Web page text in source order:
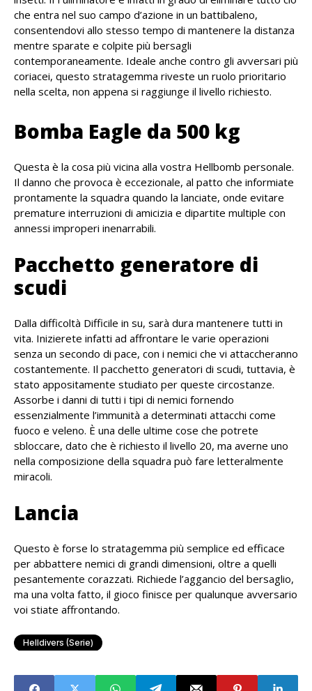
che entra nel suo campo d’azione in un battibaleno,
consentendovi allo stesso tempo di mantenere la distanza
mentre sparate e colpite più bersagli
contemporaneamente. Ideale anche contro gli avversari più
coriacei, questo stratagemma riveste un ruolo prioritario
nella scelta, non appena si raggiunge il livello richiesto.
Bomba Eagle da 500 kg
Questa è la cosa più vicina alla vostra Hellbomb personale.
Il danno che provoca è eccezionale, al patto che informiate
prontamente la squadra quando la lanciate, onde evitare
premature interruzioni di amicizia e dipartite multiple con
annessi improperi inenarrabili.
Pacchetto generatore di
scudi
Dalla difficoltà Difficile in su, sarà dura mantenere tutti in
vita. Inizierete infatti ad affrontare le varie operazioni
senza un secondo di pace, con i nemici che vi attaccheranno
costantemente. Il pacchetto generatori di scudi, tuttavia, è
stato appositamente studiato per queste circostanze.
Assorbe i danni di tutti i tipi di nemici fornendo
essenzialmente l’immunità a determinati attacchi come
fuoco e veleno. È una delle ultime cose che potrete
sbloccare, dato che è richiesto il livello 20, ma averne uno
nella composizione della squadra può fare letteralmente
miracoli.
Lancia
Questo è forse lo stratagemma più semplice ed efficace
per abbattere nemici di grandi dimensioni, oltre a quelli
pesantemente corazzati. Richiede l’aggancio del bersaglio,
ma una volta fatto, il gioco finisce per qualunque avversario
voi stiate affrontando.
Helldivers (serie)